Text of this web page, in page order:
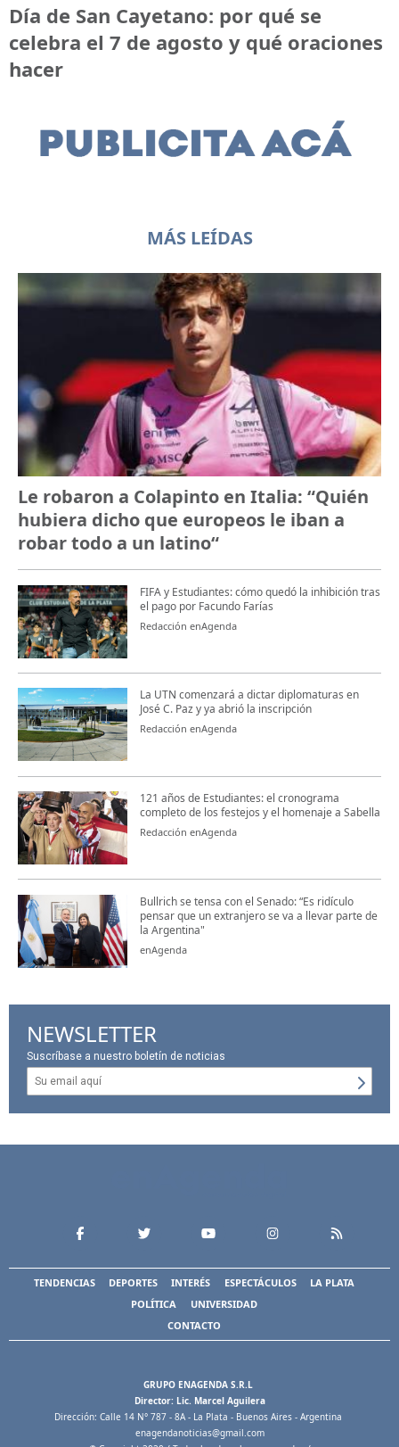
Día de San Cayetano: por qué se
celebra el 7 de agosto y qué oraciones
hacer
MÁS LEÍDAS
Le robaron a Colapinto en Italia: “Quién
hubiera dicho que europeos le iban a
robar todo a un latino“
FIFA y Estudiantes: cómo quedó la inhibición tras
el pago por Facundo Farías
Redacción enAgenda
La UTN comenzará a dictar diplomaturas en
José C. Paz y ya abrió la inscripción
Redacción enAgenda
121 años de Estudiantes: el cronograma
completo de los festejos y el homenaje a Sabella
Redacción enAgenda
Bullrich se tensa con el Senado: “Es ridículo
pensar que un extranjero se va a llevar parte de
la Argentina"
enAgenda
NEWSLETTER
Suscríbase a nuestro boletín de noticias
TENDENCIAS DEPORTES INTERÉS ESPECTÁCULOS
LA PLATA
POLÍTICA
UNIVERSIDAD
CONTACTO
GRUPO ENAGENDA S.R.L
Director: Lic. Marcel Aguilera
Dirección: Calle 14 N° 787 - 8A - La Plata - Buenos Aires - Argentina
enagendanoticias@gmail.com